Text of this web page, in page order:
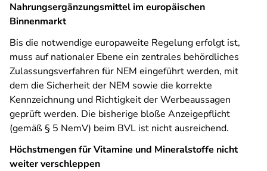
Nahrungsergänzungsmittel im europäischen
Binnenmarkt
Bis die notwendige europaweite Regelung erfolgt ist,
muss auf nationaler Ebene ein zentrales behördliches
Zulassungsverfahren für NEM eingeführt werden, mit
dem die Sicherheit der NEM sowie die korrekte
Kennzeichnung und Richtigkeit der Werbeaussagen
geprüft werden. Die bisherige bloße Anzeigepflicht
(gemäß § 5 NemV) beim BVL ist nicht ausreichend.
Höchstmengen für Vitamine und Mineralstoffe nicht
weiter verschleppen